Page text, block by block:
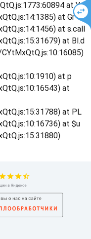
at Ys
at Gr
at s.call
at Bl.d
at p
at
at PL
at $u